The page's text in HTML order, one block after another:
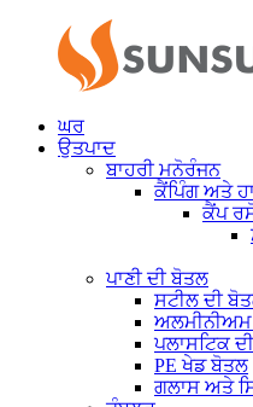
ਘਰ
ਉਤਪਾਦ
ਬਾਹਰੀ ਮਨੋਰੰਜਨ
ਕੈਂਪਿੰਗ ਅਤੇ
ਕੈਂਪ
ਪਾਣੀ ਦੀ ਬੋਤਲ
ਸਟੀਲ ਦੀ
ਅਲਮੀਨੀਅਮ
ਪਲਾਸਟਿਕ
PE ਖੇਡ ਬੋਤਲ
ਗਲਾਸ ਅਤੇ